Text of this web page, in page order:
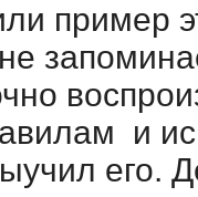
пример
и
его.